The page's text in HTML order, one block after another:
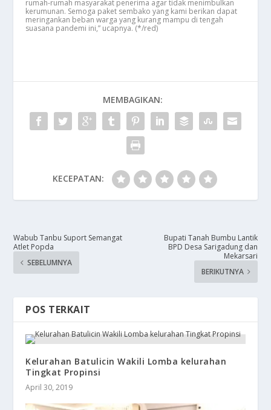
rumah-rumah masyarakat penerima agar tidak menimbulkan
kerumunan. Semoga paket sembako yang kami berikan dapat
meringankan beban warga yang kurang mampu di tengah
suasana pandemi ini,” ucapnya. (*/red)
MEMBAGIKAN:
KECEPATAN:
Wabub Tanbu Suport Semangat
Atlet Popda
SEBELUMNYA
Bupati Tanah Bumbu Lantik
BPD Desa Sarigadung dan
Mekarsari
BERIKUTNYA
POS TERKAIT
Kelurahan Batulicin Wakili Lomba kelurahan
Tingkat Propinsi
April 30, 2019